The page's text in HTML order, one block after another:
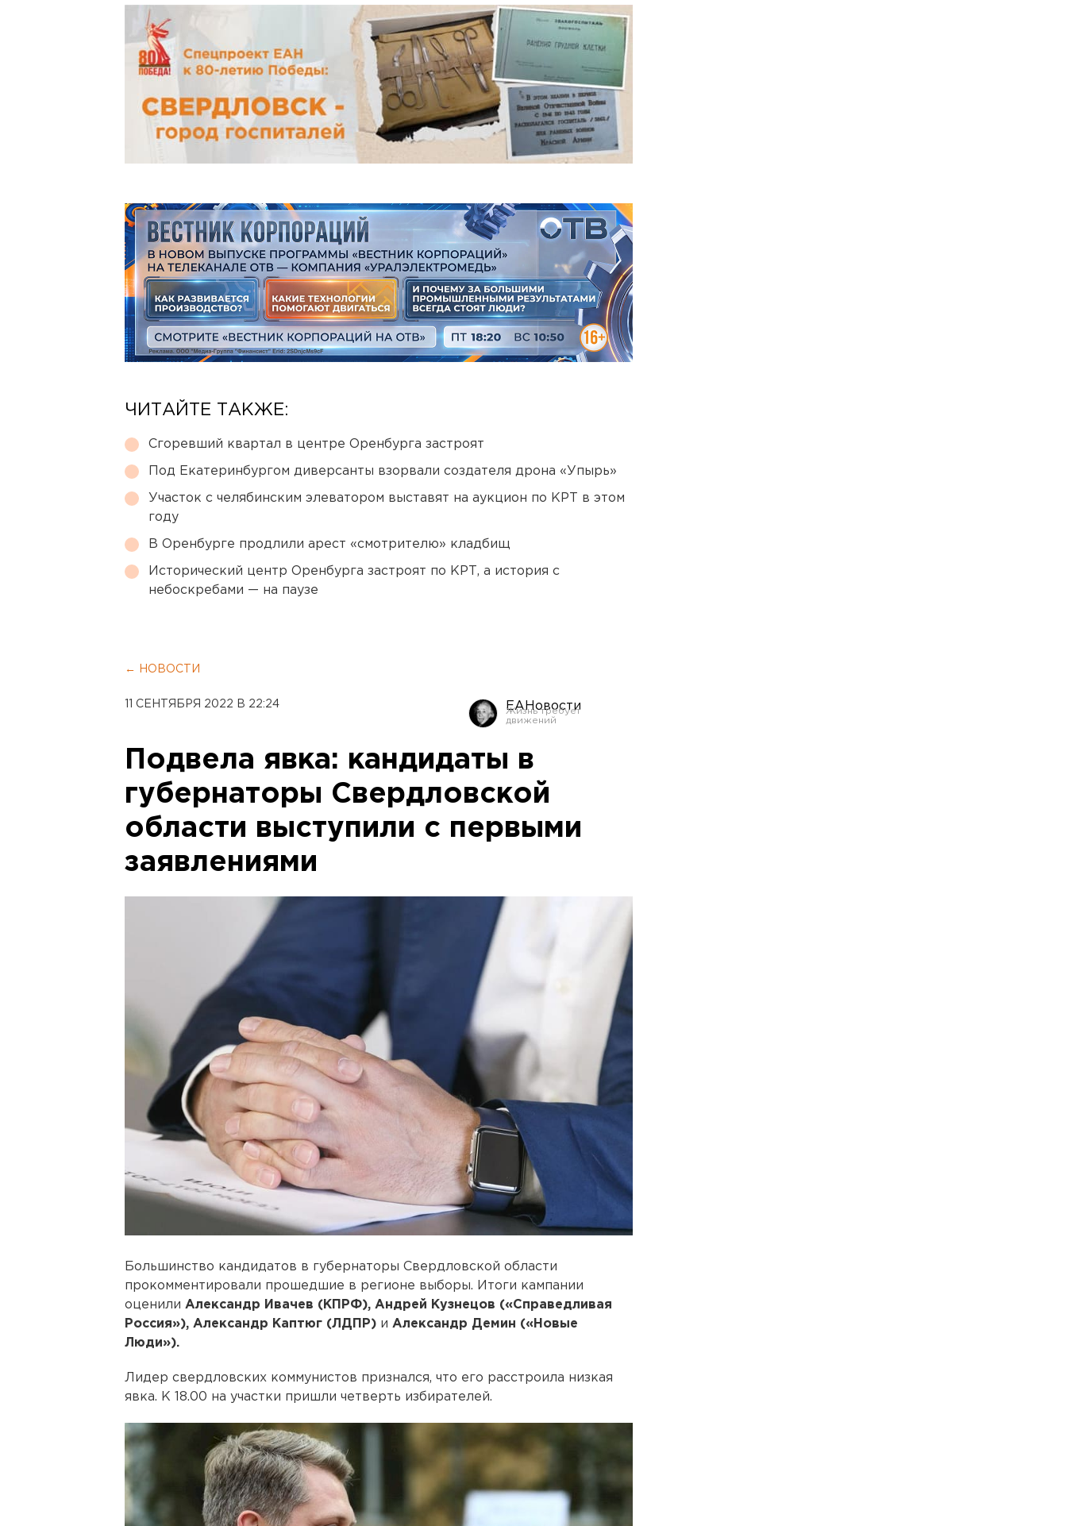
ЧИТАЙТЕ ТАКЖЕ:
Сгоревший квартал в центре Оренбурга застроят
Под Екатеринбургом диверсанты взорвали создателя дрона «Упырь»
Участок с челябинским элеватором выставят на аукцион по КРТ в этом
году
В Оренбурге продлили арест «смотрителю» кладбищ
Исторический центр Оренбурга застроят по КРТ, а история с
небоскребами — на паузе
← НОВОСТИ
11 СЕНТЯБРЯ 2022 В 22:24 ЕАНовости
Подвела явка: кандидаты в
губернаторы Свердловской
области выступили с первыми
заявлениями
Большинство кандидатов в губернаторы Свердловской области
прокомментировали прошедшие в регионе выборы. Итоги кампании
оценили Александр Ивачев (КПРФ), Андрей Кузнецов («Справедливая
Россия»), Александр Каптюг (ЛДПР) и Александр Демин («Новые
Люди»).
Лидер свердловских коммунистов признался, что его расстроила низкая
явка. К 18.00 на участки пришли четверть избирателей.